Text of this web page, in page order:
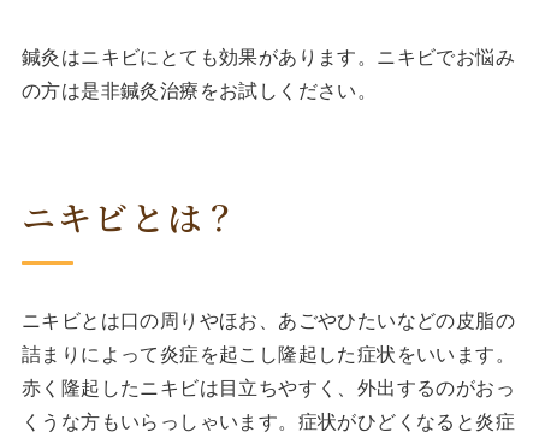
鍼灸はニキビにとても効果があります。ニキビでお悩み
の方は是非鍼灸治療をお試しください。
ニキビとは？
ニキビとは口の周りやほお、あごやひたいなどの皮脂の
詰まりによって炎症を起こし隆起した症状をいいます。
赤く隆起したニキビは目立ちやすく、外出するのがおっ
くうな方もいらっしゃいます。症状がひどくなると炎症